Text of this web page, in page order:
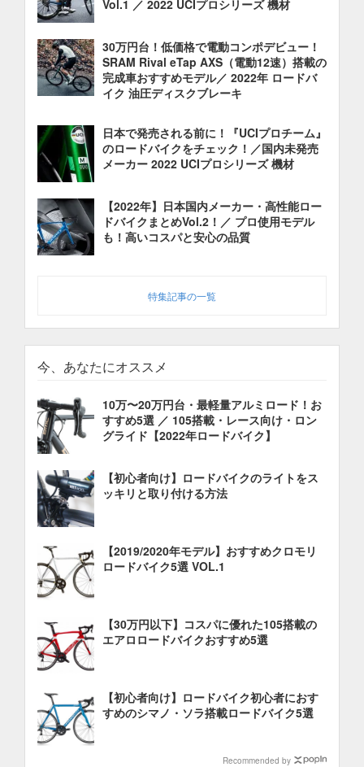
Vol.1 ／ 2022 UCIプロシリーズ 機材
30万円台！低価格で電動コンポデビュー！
SRAM Rival eTap AXS（電動12速）搭載の
完成車おすすめモデル／ 2022年 ロードバ
イク 油圧ディスクブレーキ
日本で発売される前に！『UCIプロチーム』
のロードバイクをチェック！／国内未発売
メーカー 2022 UCIプロシリーズ 機材
【2022年】日本国内メーカー・高性能ロー
ドバイクまとめVol.2！／ プロ使用モデル
も！高いコスパと安心の品質
特集記事の一覧
今、あなたにオススメ
10万〜20万円台・最軽量アルミロード！お
すすめ5選 ／ 105搭載・レース向け・ロン
グライド【2022年ロードバイク】
【初心者向け】ロードバイクのライトをス
ッキリと取り付ける方法
【2019/2020年モデル】おすすめクロモリ
ロードバイク5選 VOL.1
【30万円以下】コスパに優れた105搭載の
エアロロードバイクおすすめ5選
【初心者向け】ロードバイク初心者におす
すめのシマノ・ソラ搭載ロードバイク5選
Recommended by